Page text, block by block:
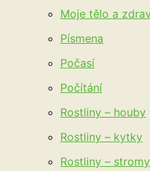
Moje tělo a
Písmena
Počasí
Počítání
Rostliny – houby
Rostliny – kytky
Rostliny – stromy